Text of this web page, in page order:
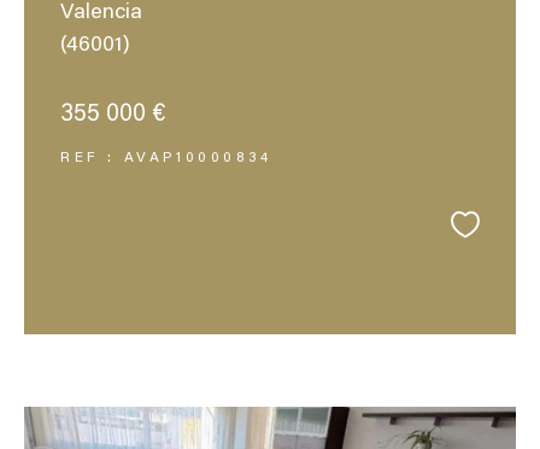
Valencia
(46001)
355 000 €
REF : AVAP10000834